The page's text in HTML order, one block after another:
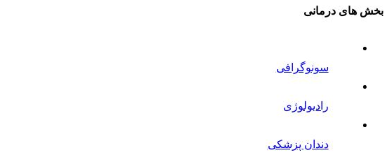
بخش های درمانی
سونوگرافی
رادیولوژی
دندان پزشکی